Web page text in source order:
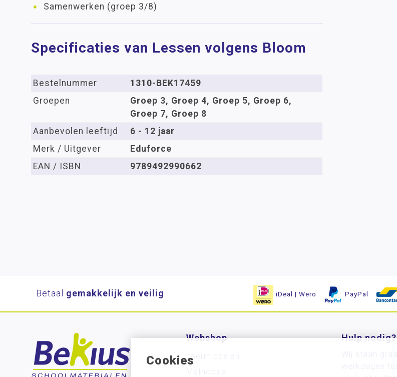
Cookies
Samenwerken (groep 3/8)
Specificaties van Lessen volgens Bloom
Bestelnummer
1310-BEK17459
Groepen
Groep 3, Groep 4, Groep 5, Groep 6,
Groep 7, Groep 8
Aanbevolen leeftijd
6 - 12 jaar
Merk / Uitgever
Eduforce
EAN / ISBN
9789492990662
Betaal gemakkelijk en veilig iDeal | Wero PayPal
Webshop
Leermiddelen
Hulp nodig?